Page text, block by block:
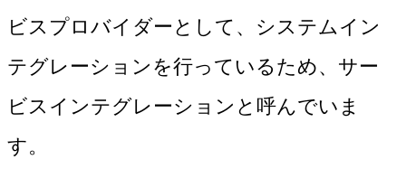
ビスプロバイダーとして、システムイン
テグレーションを行っているため、サー
ビスインテグレーションと呼んでいま
す。